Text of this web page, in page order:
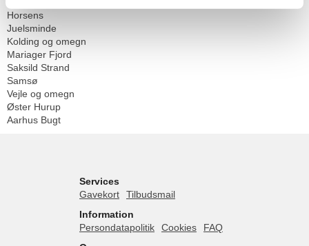
Horsens
Juelsminde
Kolding og omegn
Mariager Fjord
Saksild Strand
Samsø
Vejle og omegn
Øster Hurup
Aarhus Bugt
Services
Gavekort
Tilbudsmail
Information
Persondatapolitik
Cookies
FAQ